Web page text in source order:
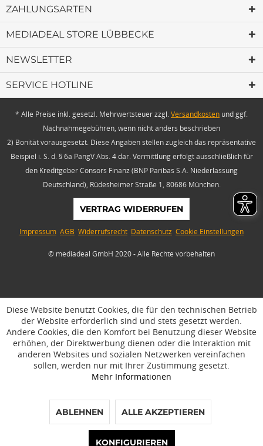
access_time mail_outline
ZAHLUNGSARTEN
MEDIADEAL STORE LÜBBECKE
NEWSLETTER
SERVICE HOTLINE
* Alle Preise inkl. gesetzl. Mehrwertsteuer zzgl.Versandkosten und ggf.
Nachnahmegebühren, wenn nicht anders beschrieben
2) Bonität vorausgesetzt. Diese Angaben stellen zugleich das repräsentative
Beispiel i. S. d. § 6a PangV Abs. 4 dar. Vermittlung erfolgt ausschließlich für
den Kreditgeber Consors Finanz (BNP Paribas S.A. Niederlassung
Deutschland), Rüdesheimer Straße 1, 80686 München.
VERTRAG WIDERRUFEN
Impressum AGB Widerrufsrecht Datenschutz Cookie Einstellungen
© mediadeal GmbH 2020 - Alle Rechte vorbehalten
Diese Website benutzt Cookies, die für den technischen Betrieb
der Website erforderlich sind und stets gesetzt werden.
Andere Cookies, die den Komfort bei Benutzung dieser Website
erhöhen, der Direktwerbung dienen oder die Interaktion mit
anderen Websites und sozialen Netzwerken vereinfachen
sollen, werden nur mit Ihrer Zustimmung gesetzt.
Mehr Informationen
ABLEHNEN ALLE AKZEPTIEREN
KONFIGURIEREN